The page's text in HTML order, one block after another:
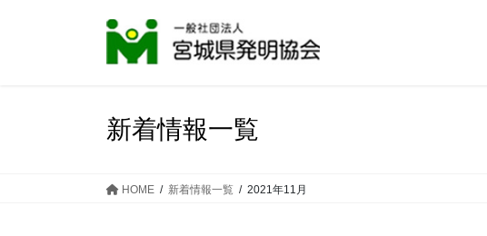
新着情報一覧
HOME 新着情報一覧 2021年11月